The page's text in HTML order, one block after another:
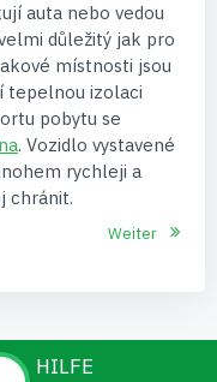
auta nebo vedou
důležitý jak pro
místnosti jsou
tepelnou izolaci
pobytu se
. Vozidlo vystavené
rychleji a
chránit.
Weiter
HILFE